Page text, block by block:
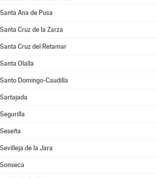
Santa Ana de Pusa
Santa Cruz de la Zarza
Santa Cruz del Retamar
Santa Olalla
Santo Domingo-Caudilla
Sartajada
Segurilla
Seseña
Sevilleja de la Jara
Sonseca